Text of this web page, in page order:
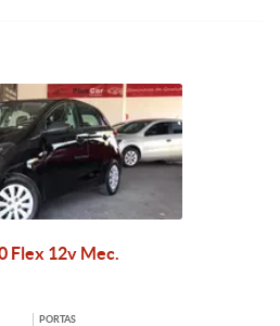
Flex 12v Mec.
PORTAS